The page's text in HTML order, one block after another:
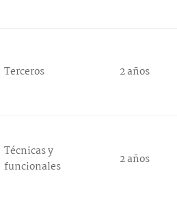
Terceros 2 años
Técnicas y
funcionales
2 años